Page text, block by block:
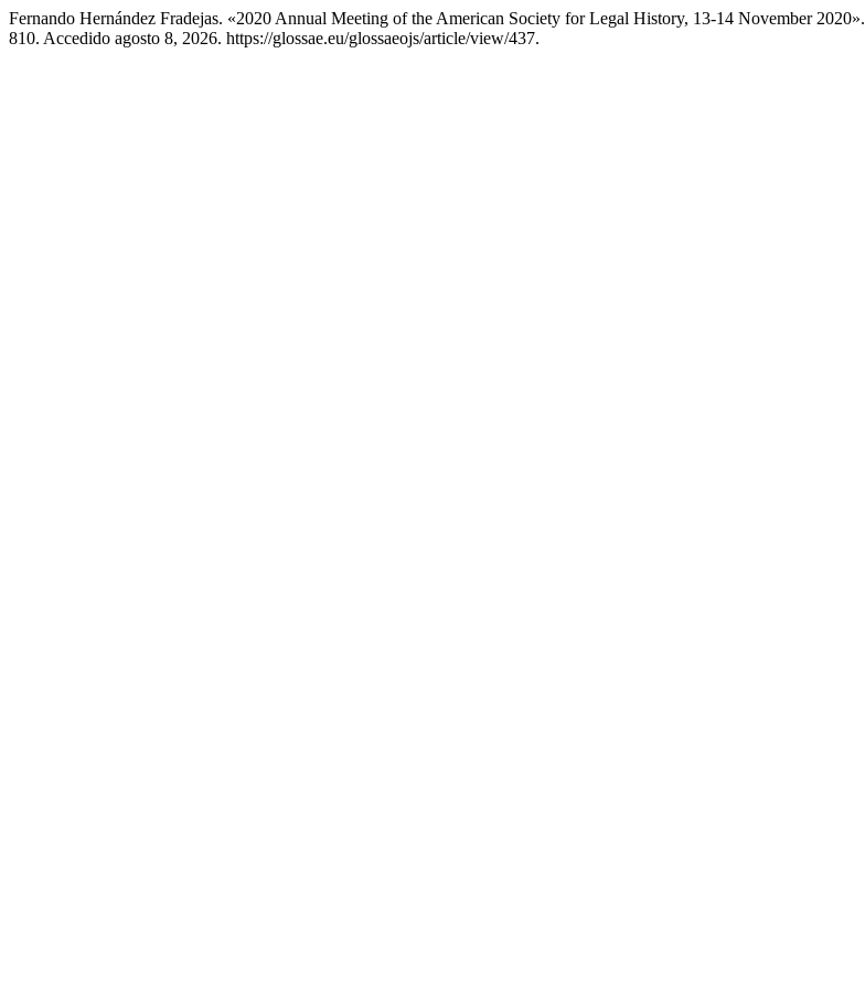
Fernando Hernández Fradejas. «2020 Annual Meeting of the American Society for Legal History, 13-14 November 2020».
810. Accedido agosto 8, 2026. https://glossae.eu/glossaeojs/article/view/437.